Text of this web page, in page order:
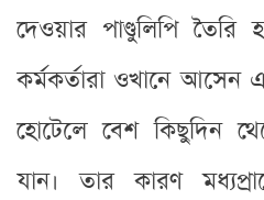
দেওয়ার পাণ্ডুলিপি তৈরি
কর্মকর্তারা ওখানে আসেন
হোটেলে বেশ কিছুদিন
যান। তার কারণ